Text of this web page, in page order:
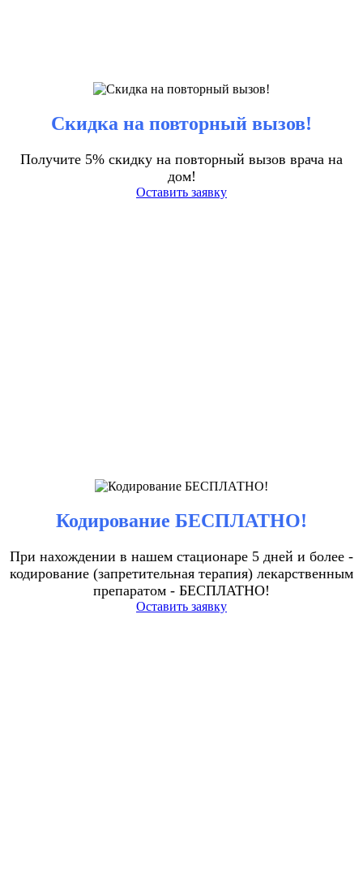
Скидка на повторный вызов!
Получите 5% скидку на повторный вызов врача на
дом!
Оставить заявку
Кодирование БЕСПЛАТНО!
При нахождении в нашем стационаре 5 дней и более -
кодирование (запретительная терапия) лекарственным
препаратом - БЕСПЛАТНО!
Оставить заявку